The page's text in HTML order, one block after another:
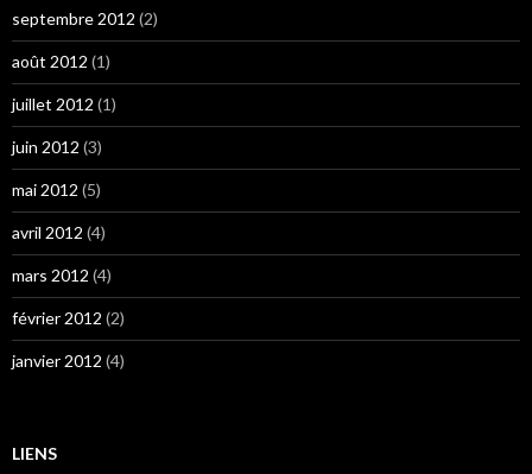
septembre 2012 (2)
août 2012 (1)
juillet 2012 (1)
juin 2012 (3)
mai 2012 (5)
avril 2012 (4)
mars 2012 (4)
février 2012 (2)
janvier 2012 (4)
LIENS